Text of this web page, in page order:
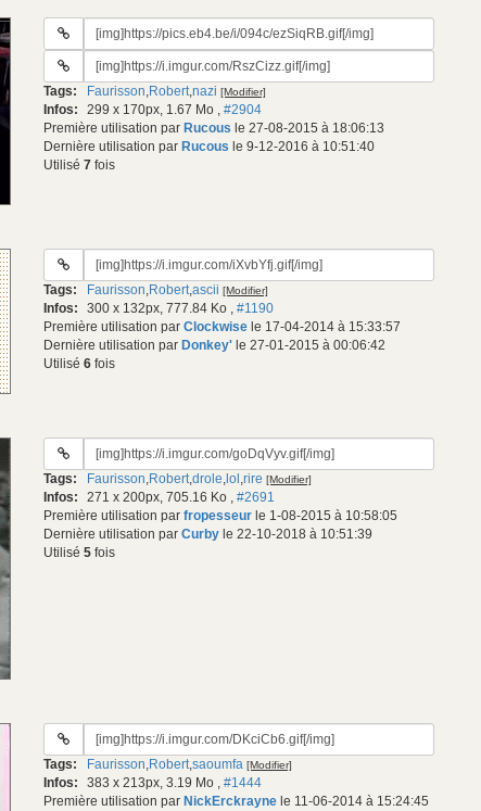
URL
gif:
URL
du
gif:
Tags: Faurisson,Robert,nazi [Modifier]
Infos: 299 x 170px, 1.67 Mo , #2904
Première utilisation par Rucous le 27-08-2015 à 18:06:13
Dernière utilisation par Rucous le 9-12-2016 à 10:51:40
Utilisé 7 fois
URL
gif:
Tags: Faurisson,Robert,ascii [Modifier]
Infos: 300 x 132px, 777.84 Ko , #1190
Première utilisation par Clockwise le 17-04-2014 à 15:33:57
Dernière utilisation par Donkey' le 27-01-2015 à 00:06:42
Utilisé 6 fois
URL
gif:
Tags: Faurisson,Robert,drole, lol ,rire [Modifier]
Infos: 271 x 200px, 705.16 Ko , #2691
Première utilisation par fropesseur le 1-08-2015 à 10:58:05
Dernière utilisation par Curby le 22-10-2018 à 10:51:39
Utilisé 5 fois
URL
gif:
Tags: Faurisson,Robert,saoumfa [Modifier]
Infos: 383 x 213px, 3.19 Mo , #1444
Première utilisation par NickErckrayne le 11-06-2014 à 15:24:45